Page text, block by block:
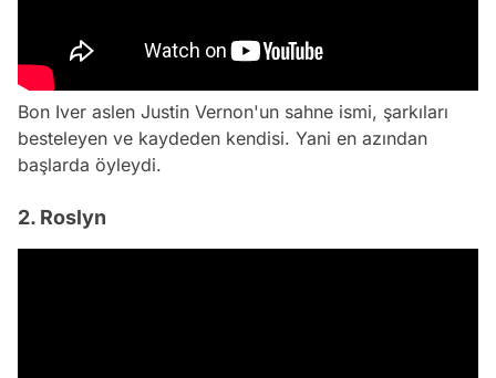
Bon Iver aslen Justin Vernon'un sahne ismi, şarkıları
besteleyen ve kaydeden kendisi. Yani en azından
başlarda öyleydi.
2. Roslyn